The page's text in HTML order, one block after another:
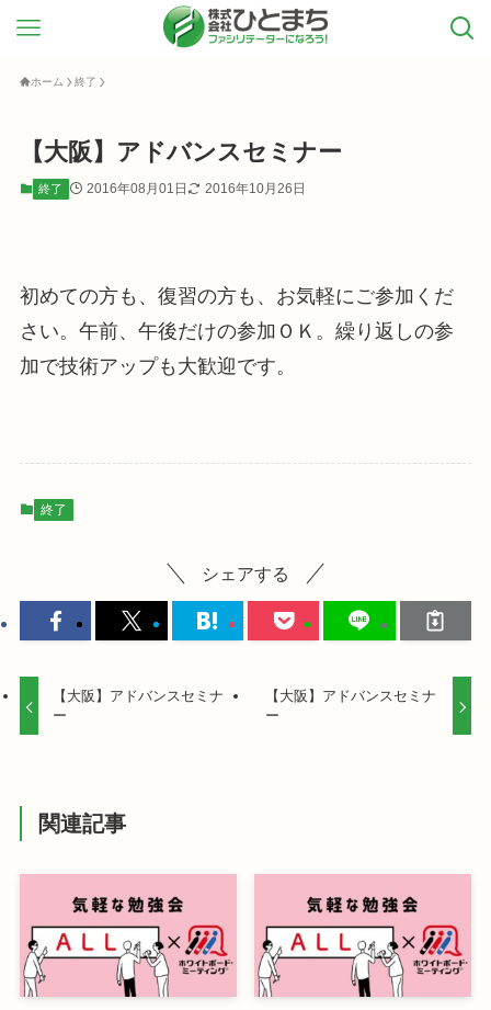
ホーム 終了
【大阪】アドバンスセミナー
終了 2016年08月01日 2016年10月26日
初めての方も、復習の方も、お気軽にご参加くだ
さい。午前、午後だけの参加ＯＫ。繰り返しの参
加で技術アップも大歓迎です。
終了
シェアする
【大阪】アドバンスセミナ
ー
【大阪】アドバンスセミナ
ー
関連記事